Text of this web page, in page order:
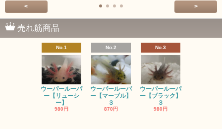
< >
売れ筋商品
No.1
ウーパールーパ
ー【リューシ
ー】
980円
No.2
ウーパールーパ
ー【マーブル】
３
870円
No.3
ウーパールーパ
ー【ブラック】
３
980円